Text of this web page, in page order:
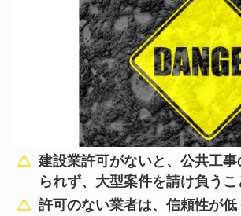
建設業許可がないと、公共工
られず、大型案件を請け負うこ
許可のない業者は、信頼性が